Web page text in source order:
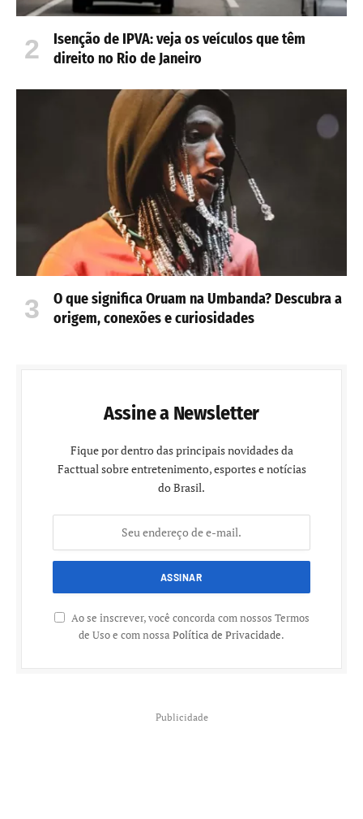
Isenção de IPVA: veja os veículos que têm
direito no Rio de Janeiro
O que significa Oruam na Umbanda? Descubra a
origem, conexões e curiosidades
Assine a Newsletter
Fique por dentro das principais novidades da
Facttual sobre entretenimento, esportes e notícias
do Brasil.
Ao se inscrever, você concorda com nossos Termos
de Uso e com nossa Política de Privacidade.
Publicidade